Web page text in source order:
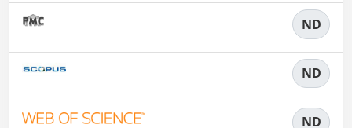
ND
ND
ND